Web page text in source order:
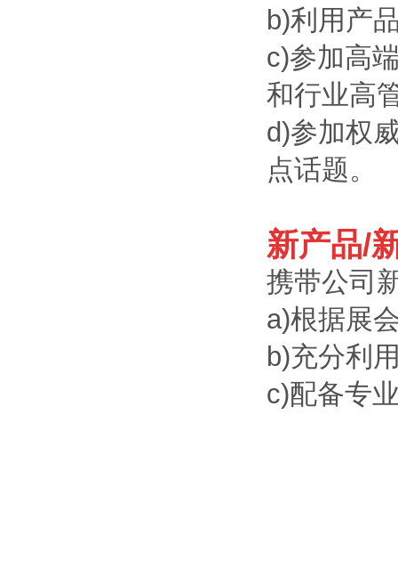
b)利用产
c)参加高
和行业高
d)参加权
点话题。
新产品/
携带公司
a)根据展
b)充分利
c)配备专